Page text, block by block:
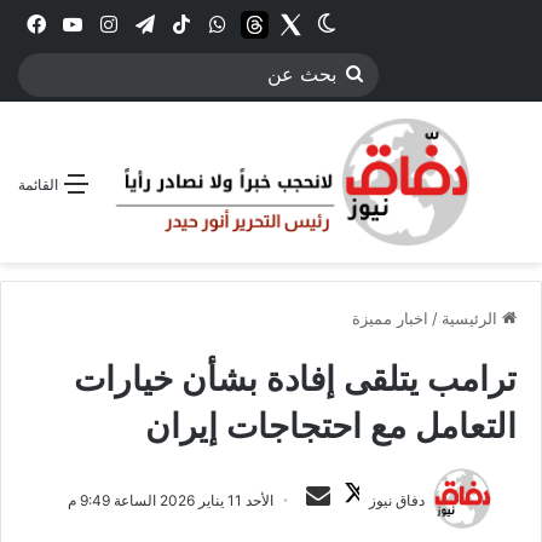
انستقرامتيلقرام‫TikTokواتسابthreadsTwitter
الوضع المظلم
بحث
القائمة
الرئيسية / اخبار مميزة
ترامب يتلقى إفادة بشأن خيارات
التعامل مع احتجاجات إيران
دفاق نيوز
ت
الأحد 11 يناير 2026 الساعة 9:49 م